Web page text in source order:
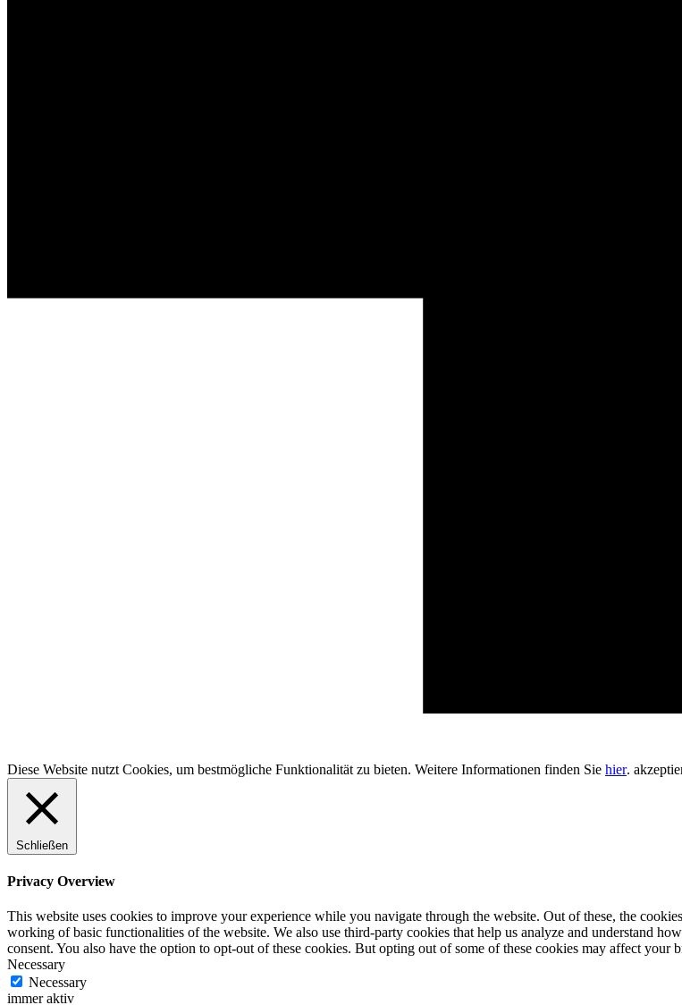
Diese Website nutzt Cookies, um bestmögliche Funktionalität zu bieten. Weitere Informationen finden Sie hier.
Schließen
Privacy Overview
This website uses cookies to improve your experience while you navigate through the website. Out of these, the
working of basic functionalities of the website. We also use third-party cookies that help us analyze and understand
consent. You also have the option to opt-out of these cookies. But opting out of some of these cookies may affect your
Necessary
Necessary
immer aktiv